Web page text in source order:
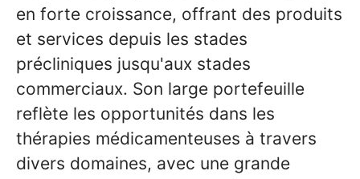
en forte croissance, offrant des produits
et services depuis les stades
précliniques jusqu'aux stades
commerciaux. Son large portefeuille
reflète les opportunités dans les
thérapies médicamenteuses à travers
divers domaines, avec une grande